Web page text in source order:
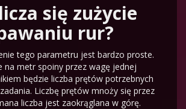
się zużycie
rur?
tego parametru jest bardzo proste.
na metr spoiny przez wagę jednej
będzie liczba prętów potrzebnych
Liczbę prętów mnoży się przez
liczba jest zaokrąglana w górę.